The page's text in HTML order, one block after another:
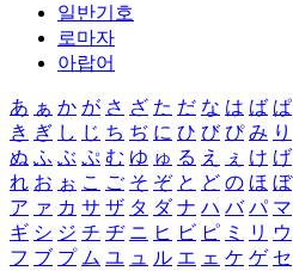
일반기호
로마자
아랍어
あ ぁ か が さ ざ た だ な は ば ぱ
き ぎ し じ ち ぢ に ひ び ぴ み り
ぬ ふ ぶ ぷ む ゆ ゅ る え ぇ け げ
れ お ぉ こ ご そ ぞ と ど の ほ ぼ
ア ァ カ サ ザ タ ダ ナ ハ バ パ マ
ギ シ ジ チ ヂ ニ ヒ ビ ピ ミ リ ウ
フ ブ プ ム ユ ュ ル エ ェ ケ ゲ セ